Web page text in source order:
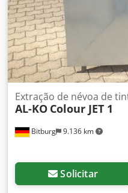
Bitburg 9.136 km
Extração de névoa de
AL-KO Colour JET 1
Solicitar